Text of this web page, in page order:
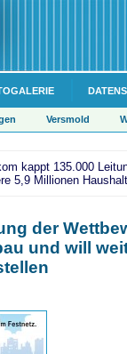
Versmold
kappt 135.000
5,9 Millionen
der
und will